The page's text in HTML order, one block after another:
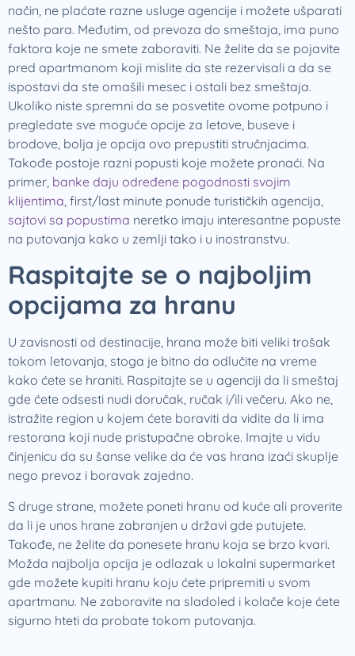
način, ne plaćate razne usluge agencije i možete ušparati
nešto para. Međutim, od prevoza do smeštaja, ima puno
faktora koje ne smete zaboraviti. Ne želite da se pojavite
pred apartmanom koji mislite da ste rezervisali a da se
ispostavi da ste omašili mesec i ostali bez smeštaja.
Ukoliko niste spremni da se posvetite ovome potpuno i
pregledate sve moguće opcije za letove, buseve i
brodove, bolja je opcija ovo prepustiti stručnjacima.
Takođe postoje razni popusti koje možete pronaći. Na
primer, banke daju određene pogodnosti svojim
klijentima , first/last minute ponude turističkih agencija,
sajtovi sa popustima neretko imaju interesantne popuste
na putovanja kako u zemlji tako i u inostranstvu.
Raspitajte se o najboljim
opcijama za hranu
U zavisnosti od destinacije, hrana može biti veliki trošak
tokom letovanja, stoga je bitno da odlučite na vreme
kako ćete se hraniti. Raspitajte se u agenciji da li smeštaj
gde ćete odsesti nudi doručak, ručak i/ili večeru. Ako ne,
istražite region u kojem ćete boraviti da vidite da li ima
restorana koji nude pristupačne obroke. Imajte u vidu
činjenicu da su šanse velike da će vas hrana izaći skuplje
nego prevoz i boravak zajedno.
S druge strane, možete poneti hranu od kuće ali proverite
da li je unos hrane zabranjen u državi gde putujete.
Takođe, ne želite da ponesete hranu koja se brzo kvari.
Možda najbolja opcija je odlazak u lokalni supermarket
gde možete kupiti hranu koju ćete pripremiti u svom
apartmanu. Ne zaboravite na sladoled i kolače koje ćete
sigurno hteti da probate tokom putovanja.